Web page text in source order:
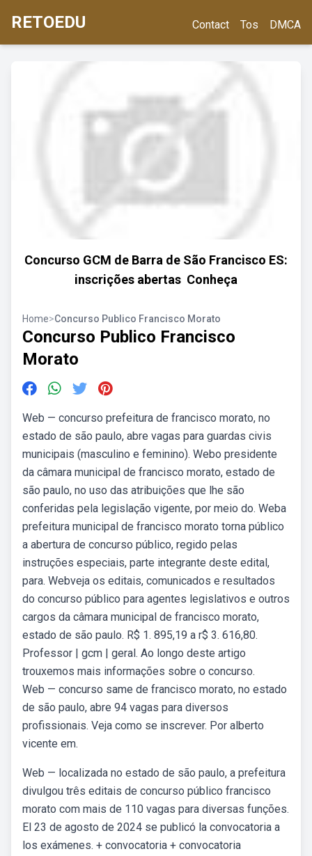
RETOEDU Contact Tos DMCA
Concurso GCM de Barra de São Francisco ES:
inscrições abertas ️ Conheça
Home>Concurso Publico Francisco Morato
Concurso Publico Francisco
Morato
Web — concurso prefeitura de francisco morato, no
estado de são paulo, abre vagas para guardas civis
municipais (masculino e feminino). Webo presidente
da câmara municipal de francisco morato, estado de
são paulo, no uso das atribuições que lhe são
conferidas pela legislação vigente, por meio do. Weba
prefeitura municipal de francisco morato torna público
a abertura de concurso público, regido pelas
instruções especiais, parte integrante deste edital,
para. Webveja os editais, comunicados e resultados
do concurso público para agentes legislativos e outros
cargos da câmara municipal de francisco morato,
estado de são paulo. R$ 1. 895,19 a r$ 3. 616,80.
Professor | gcm | geral. Ao longo deste artigo
trouxemos mais informações sobre o concurso.
Web — concurso same de francisco morato, no estado
de são paulo, abre 94 vagas para diversos
profissionais. Veja como se inscrever. Por alberto
vicente em.
Web — localizada no estado de são paulo, a prefeitura
divulgou três editais de concurso público francisco
morato com mais de 110 vagas para diversas funções.
El 23 de agosto de 2024 se publicó la convocatoria a
los exámenes. + convocatoria + convocatoria